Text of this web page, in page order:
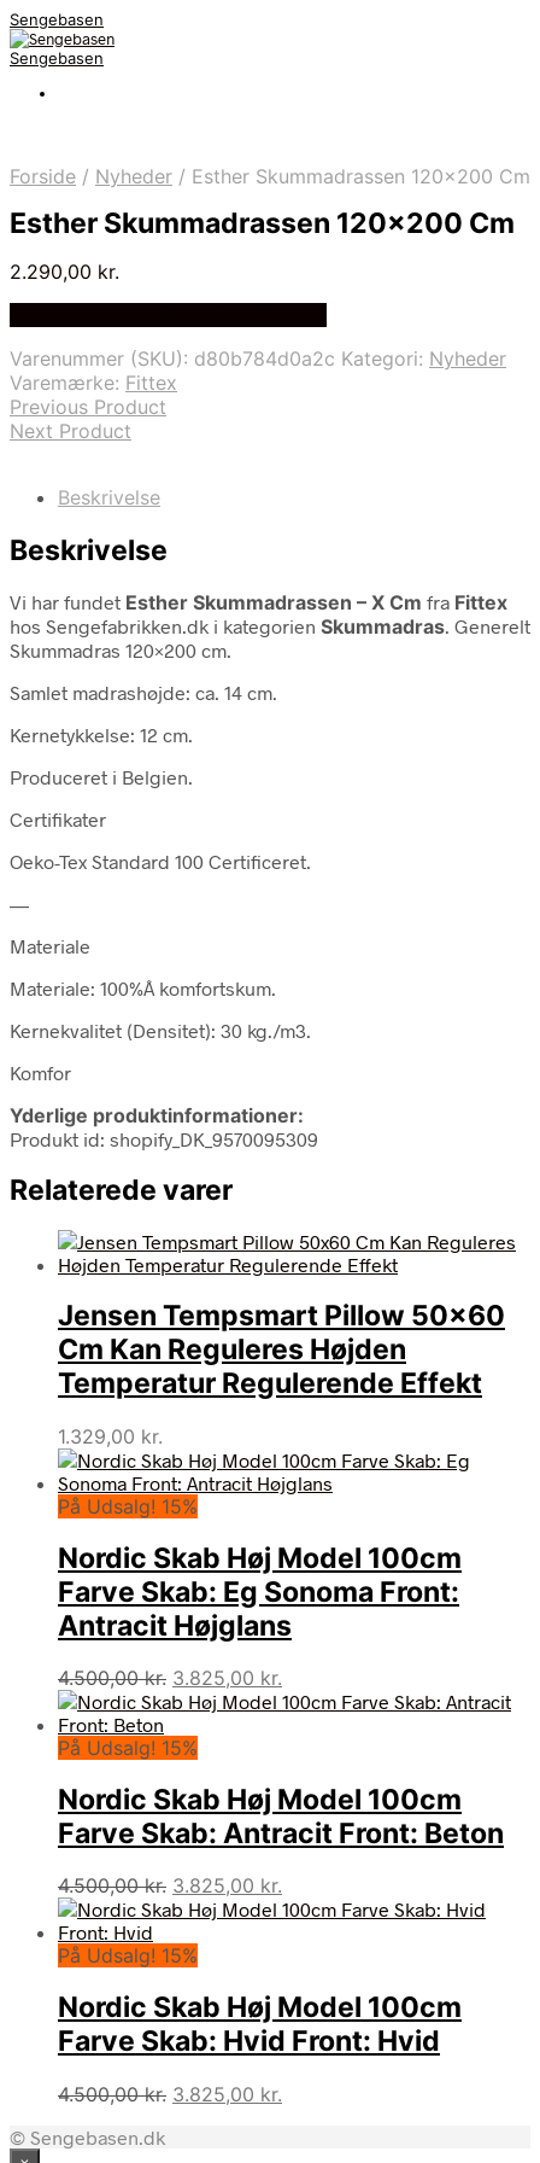
Sengebasen
Sengebasen
Forside / Nyheder / Esther Skummadrassen 120×200 Cm
Esther Skummadrassen 120×200 Cm
2.290,00 kr.
Varenummer (SKU): d80b784d0a2c Kategori: Nyheder
Varemærke: Fittex
Previous Product
Next Product
Beskrivelse
Beskrivelse
Vi har fundet Esther Skummadrassen – X Cm fra Fittex
hos Sengefabrikken.dk i kategorien Skummadras. Generelt
Skummadras 120×200 cm.
Samlet madrashøjde: ca. 14 cm.
Kernetykkelse: 12 cm.
Produceret i Belgien.
Certifikater
Oeko-Tex Standard 100 Certificeret.
—
Materiale
Materiale: 100%Â komfortskum.
Kernekvalitet (Densitet): 30 kg./m3.
Komfor
Yderlige produktinformationer:
Produkt id: shopify_DK_9570095309
Relaterede varer
Jensen Tempsmart Pillow 50×60
Cm Kan Reguleres Højden
Temperatur Regulerende Effekt
1.329,00 kr.
På Udsalg! 15%
Nordic Skab Høj Model 100cm
Farve Skab: Eg Sonoma Front:
Antracit Højglans
4.500,00kr. Den
oprindelige
var:
3.825,00 kr.
aktuelle
På Udsalg! 15%
Nordic Skab Høj Model 100cm
Farve Skab: Antracit Front: Beton
4.500,00kr. Den
oprindelige
var:
3.825,00 kr.
aktuelle
På Udsalg! 15%
Nordic Skab Høj Model 100cm
Farve Skab: Hvid Front: Hvid
4.500,00kr. Den
3.825,00 kr.
© Sengebasen.dk